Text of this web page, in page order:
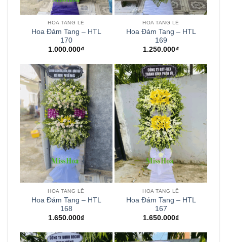
HOA TANG LỄ
Hoa Đám Tang – HTL
170
1.000.000₫
HOA TANG LỄ
Hoa Đám Tang – HTL
169
1.250.000₫
HOA TANG LỄ
Hoa Đám Tang – HTL
168
1.650.000₫
HOA TANG LỄ
Hoa Đám Tang – HTL
167
1.650.000₫